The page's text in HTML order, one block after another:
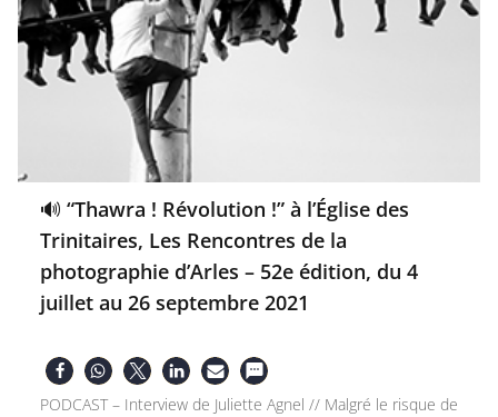
🔊 “Thawra ! Révolution !” à l’Église des
Trinitaires, Les Rencontres de la
photographie d’Arles – 52e édition, du 4
juillet au 26 septembre 2021
PODCAST – Interview de Juliette Agnel // Malgré le risque de